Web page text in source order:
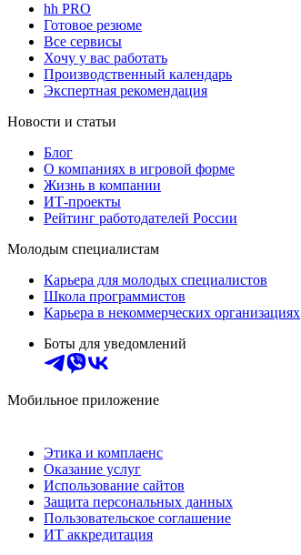
hh PRO
Готовое резюме
Все сервисы
Хочу у вас работать
Производственный календарь
Экспертная рекомендация
Новости и статьи
Блог
О компаниях в игровой форме
Жизнь в компании
ИТ-проекты
Рейтинг работодателей России
Молодым специалистам
Карьера для молодых специалистов
Школа программистов
Карьера в некоммерческих организациях
Боты для уведомлений
Мобильное приложение
Этика и комплаенс
Оказание услуг
Использование сайтов
Защита персональных данных
Пользовательское соглашение
ИТ аккредитация